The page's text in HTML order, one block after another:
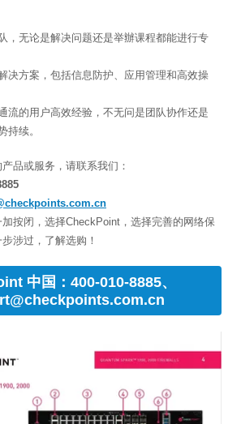
，无论是解决问题还是举辦课程都能进行专
决方案，包括信息防护、应用管理和高效操
流的用户高效经验，不无问是团队协作还是
持续。
品或服务，请联系我们：
按闭，选择CheckPoint，选择完善的网络保
涉过，了解选购！
中国：400-010-8885、